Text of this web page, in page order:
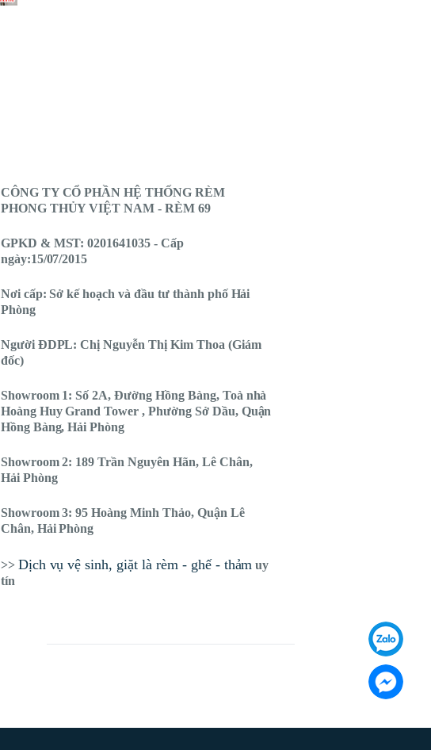
CÔNG TY CỔ PHẦN HỆ THỐNG RÈM
PHONG THỦY VIỆT NAM - RÈM 69
GPKD & MST: 0201641035 - Cấp
ngày:15/07/2015
Nơi cấp: Sở kế hoạch và đầu tư thành phố Hải
Phòng
Người ĐDPL: Chị Nguyễn Thị Kim Thoa (Giám
đốc)
Showroom 1: Số 2A, Đường Hồng Bàng, Toà nhà
Hoàng Huy Grand Tower , Phường Sở Dầu, Quận
Hồng Bàng, Hải Phòng
Showroom 2: 189 Trần Nguyên Hãn, Lê Chân,
Hải Phòng
Showroom 3: 95 Hoàng Minh Thảo, Quận Lê
Chân, Hải Phòng
>> Dịch vụ vệ sinh, giặt là rèm - ghế - thảm uy
tín